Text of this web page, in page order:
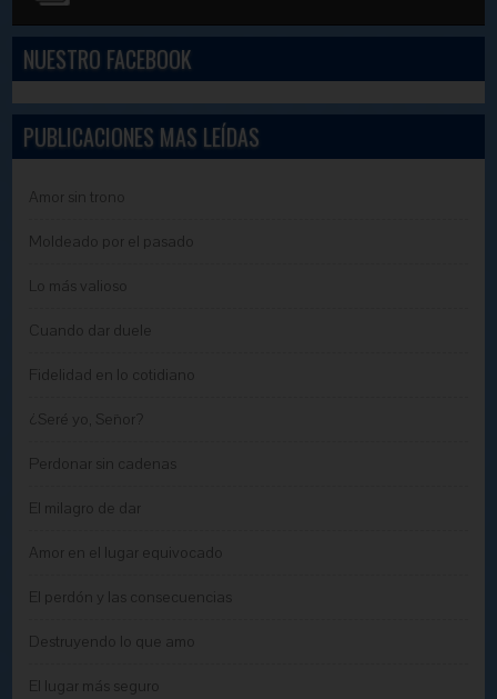
NUESTRO FACEBOOK
PUBLICACIONES MAS LEÍDAS
Amor sin trono
Moldeado por el pasado
Lo más valioso
Cuando dar duele
Fidelidad en lo cotidiano
¿Seré yo, Señor?
Perdonar sin cadenas
El milagro de dar
Amor en el lugar equivocado
El perdón y las consecuencias
Destruyendo lo que amo
El lugar más seguro